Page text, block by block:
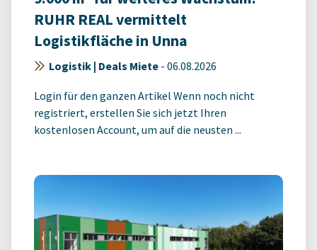
RUHR REAL vermittelt
Logistikfläche in Unna
Logistik | Deals Miete - 06.08.2026
Login für den ganzen Artikel Wenn noch nicht
registriert, erstellen Sie sich jetzt Ihren
kostenlosen Account, um auf die neusten ...